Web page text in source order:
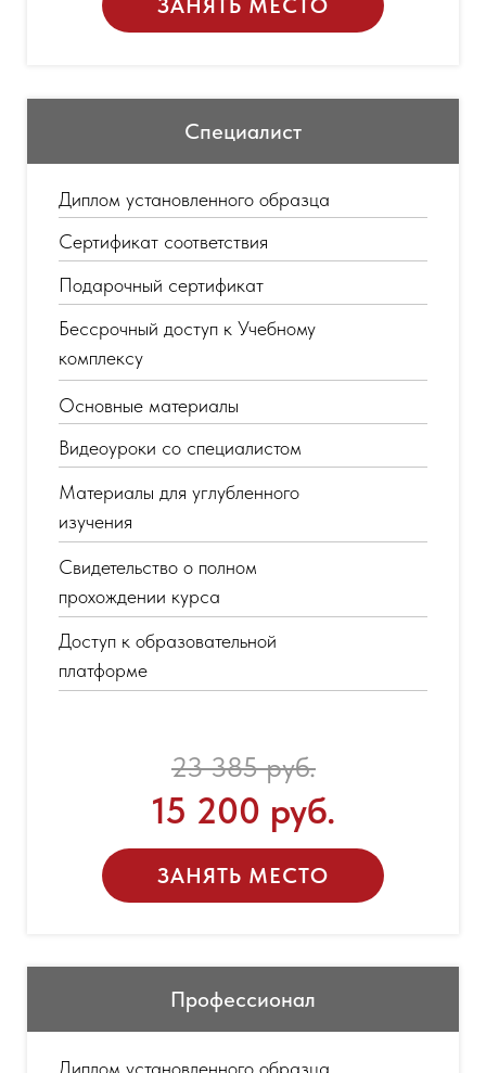
Профессионал
ЗАНЯТЬ МЕСТО
15 200 руб.
23 385 руб.
Диплом установленного образца
Диплом установленного образца
Сертификат соответствия
Подарочный сертификат
Бессрочный доступ к Учебному
комплексу
Основные материалы
Видеоуроки со специалистом
Материалы для углубленного
изучения
Свидетельство о полном
прохождении курса
Доступ к образовательной
платформе
Специалист